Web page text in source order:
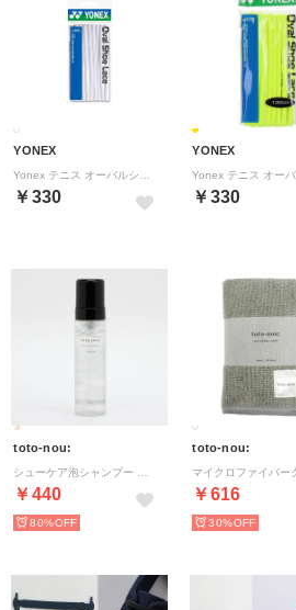
YONEX
￥330
YONEX
￥330
toto-nou:
￥440
80%
toto-nou:
￥616
30%